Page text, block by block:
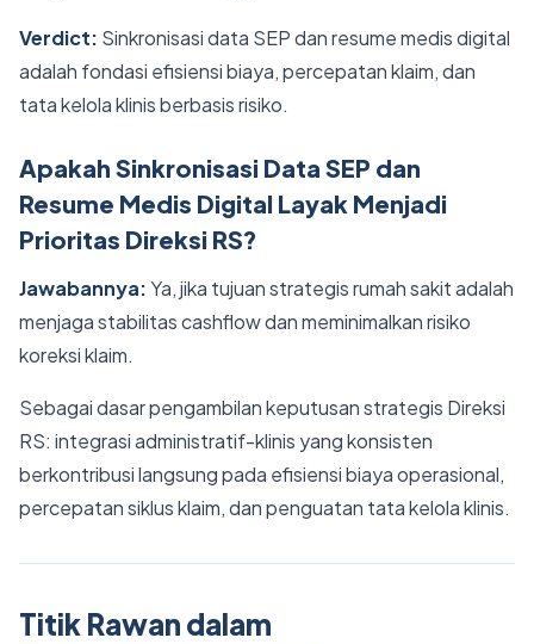
Verdict: Sinkronisasi data SEP dan resume medis digital
adalah fondasi efisiensi biaya, percepatan klaim, dan
tata kelola klinis berbasis risiko.
Apakah Sinkronisasi Data SEP dan
Resume Medis Digital Layak Menjadi
Prioritas Direksi RS?
Jawabannya:Ya, jika tujuan strategis rumah sakit adalah
menjaga stabilitas cashflow dan meminimalkan risiko
koreksi klaim.
Sebagai dasar pengambilan keputusan strategis Direksi
RS: integrasi administratif-klinis yang konsisten
berkontribusi langsung pada efisiensi biaya operasional,
percepatan siklus klaim, dan penguatan tata kelola klinis.
Titik Rawan dalam